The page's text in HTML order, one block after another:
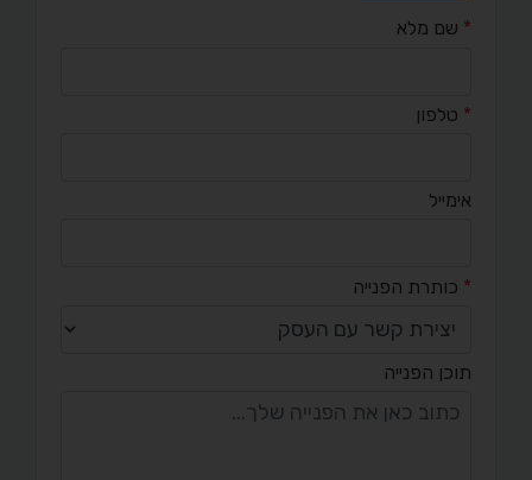
* שם מלא
* טלפון
אימייל
* כותרת הפנייה
תוכן הפנייה